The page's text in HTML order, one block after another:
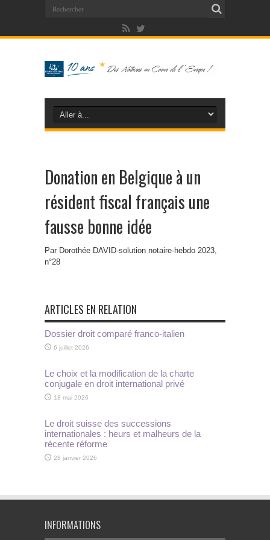
Donation en Belgique à un
résident fiscal français une
fausse bonne idée
Par Dorothée DAVID-solution notaire-hebdo 2023,
n°28
ARTICLES EN RELATION
Dossier droit comparé franco-italien
6 juillet 2026
Le choix et la modification de la charte
conjugale en droit international privé
18 mai 2026
Le droit suisse des successions
internationales : heurs et malheurs de la
récente réforme
28 janvier 2026
INFORMATIONS